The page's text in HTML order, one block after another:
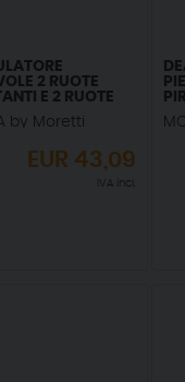
2 RUOTE
E 2 RUOTE
CLIK
by Moretti
EUR 43,09
IVA incl.